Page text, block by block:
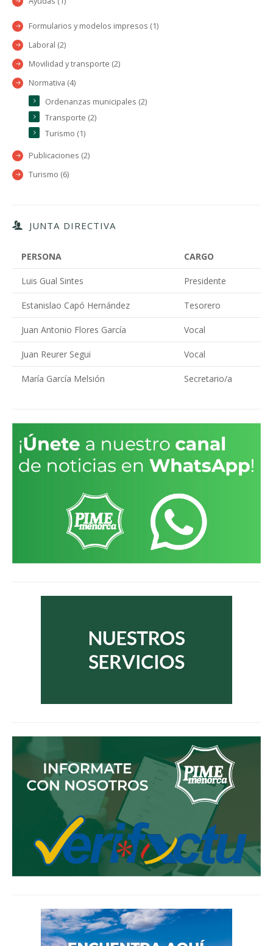
Formularios y modelos impresos (1)
Laboral (2)
Movilidad y transporte (2)
Normativa (4)
Ordenanzas municipales (2)
Transporte (2)
Turismo (1)
Publicaciones (2)
Turismo (6)
JUNTA DIRECTIVA
PERSONA CARGO
Luis Gual Sintes Presidente
Estanislao Capó Hernández Tesorero
Juan Antonio Flores García Vocal
Juan Reurer Segui Vocal
María García Melsión Secretario/a